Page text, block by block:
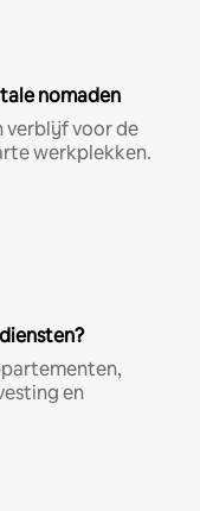
nomaden
verblijf voor de
werkplekken.
en